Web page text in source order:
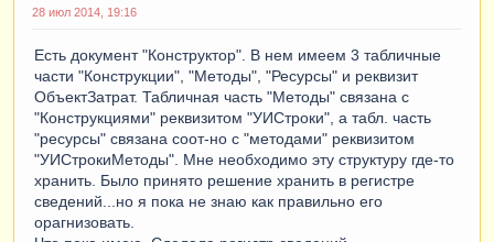
28 июл 2014, 19:16
Есть документ "Конструктор". В нем имеем 3 табличные
части "Конструкции", "Методы", "Ресурсы" и реквизит
ОбъектЗатрат. Табличная часть "Методы" связана с
"Конструкциями" реквизитом "УИСтроки", а табл. часть
"ресурсы" связана соот-но с "методами" реквизитом
"УИСтрокиМетоды". Мне необходимо эту структуру где-то
хранить. Было принято решение хранить в регистре
сведений...но я пока не знаю как правильно его
орагнизовать.